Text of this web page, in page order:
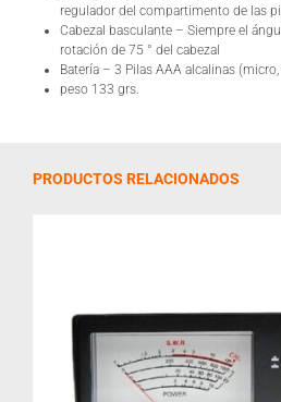
regulador del compartimento de las
Cabezal basculante – Siempre el
rotación de 75 ° del cabezal
Batería – 3 Pilas AAA alcalinas (micro,
peso 133 grs.
PRODUCTOS RELACIONADOS